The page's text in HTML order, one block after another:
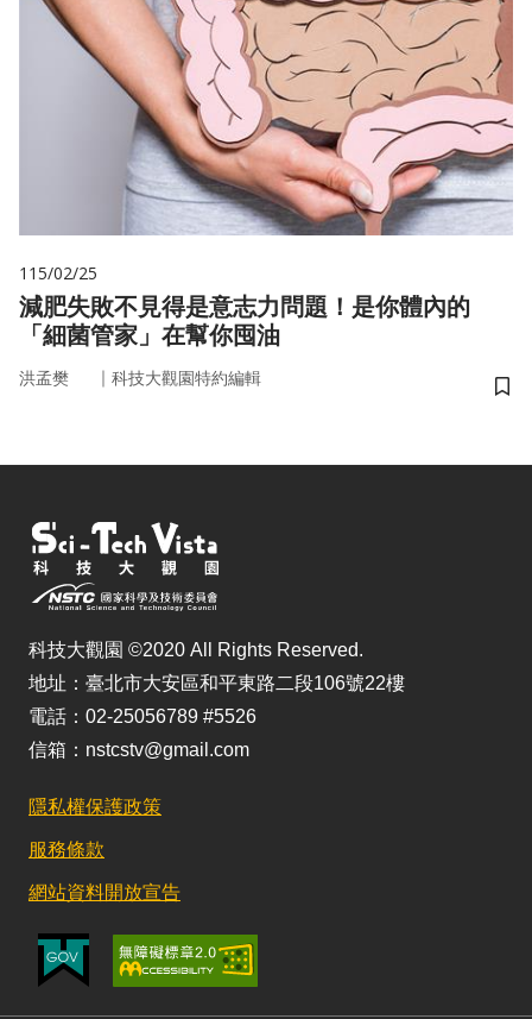
115/02/25
減肥失敗不見得是意志力問題！是你體內的
「細菌管家」在幫你囤油
洪孟樊 ｜ 科技大觀園特約編輯
儲
科技大觀園 ©2020 All Rights Reserved.
地址：臺北市大安區和平東路二段106號22樓
電話：02-25056789 #5526
信箱：nstcstv@gmail.com
隱私權保護政策
服務條款
網站資料開放宣告